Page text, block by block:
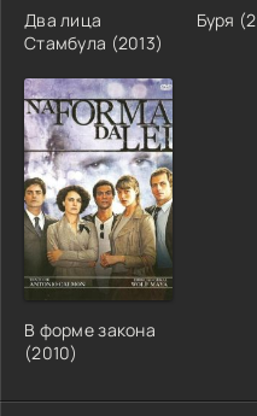
Два лица
Стамбула (2013)
Буря
В форме закона
(2010)